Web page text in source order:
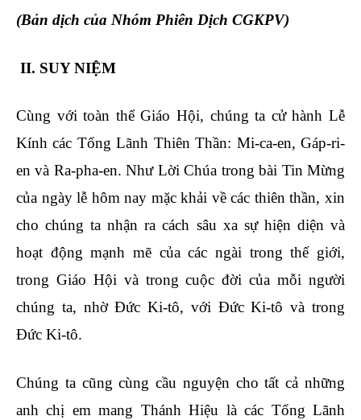
(Bản dịch của Nhóm Phiên Dịch CGKPV)
II. SUY NIỆM
Cùng với toàn thể Giáo Hội, chúng ta cử hành Lễ
Kính các Tổng Lãnh Thiên Thần: Mi-ca-en, Gáp-ri-
en và Ra-pha-en. Như Lời Chúa trong bài Tin Mừng
của ngày lễ hôm nay mặc khải về các thiên thần, xin
cho chúng ta nhận ra cách sâu xa sự hiện diện và
hoạt động mạnh mẽ của các ngài trong thế giới,
trong Giáo Hội và trong cuộc đời của mỗi người
chúng ta, nhờ Đức Ki-tô, với Đức Ki-tô và trong
Đức Ki-tô.
Chúng ta cũng cùng cầu nguyện cho tất cả những
anh chị em mang Thánh Hiệu là các Tổng Lãnh